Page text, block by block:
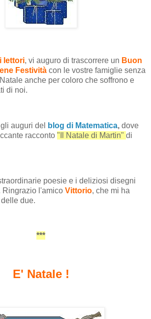
lettori, vi auguro di trascorrere un Buon
Festività con le vostre famiglie senza
anche per coloro che soffrono e
di noi.
auguri del blog di Matematica, dove
racconto "Il Natale di Martin" di
poesie e i deliziosi disegni
Ringrazio l'amico Vittorio, che mi ha
due.
***
E' Natale !